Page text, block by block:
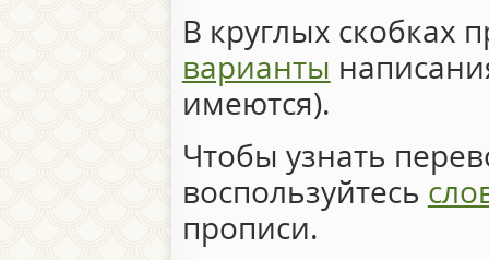
В круглых скобках
варианты
имеются).
Чтобы узнать
воспользуйтесь
прописи.